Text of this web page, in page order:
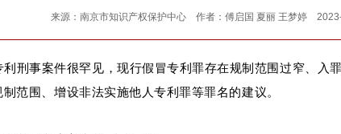
来源：南京市知识产权保护中心 作者：傅启国 夏丽 王梦婷
刑事案件很罕见，现行假冒专利罪存在规制范围过窄、入
范围、增设非法实施他人专利罪等罪名的建议。